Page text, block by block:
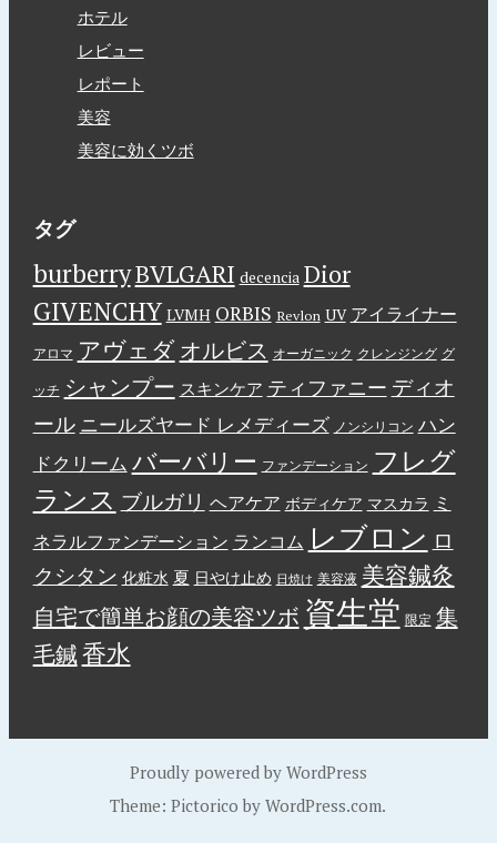
ホテル
レビュー
レポート
美容
美容に効くツボ
タグ
burberryBVLGARI decencia Dior
GIVENCHY LVMH ORBIS Revlon UV アイライナー
アロマ アヴェダ オルビス オーガニック クレンジング グ
ッチ シャンプー スキンケア ティファニー ディオ
ール ニールズヤード レメディーズ ノンシリコン ハン
ドクリーム バーバリー ファンデーション フレグ
ランス ブルガリ ヘアケア ボディケア マスカラ ミ
ネラルファンデーション ランコム レブロン ロ
クシタン 化粧水 夏 日やけ止め 日焼け 美容液 美容鍼灸
自宅で簡単お顔の美容ツボ 資生堂 限定 集
毛鍼香水
Proudly powered by WordPress
Theme: Pictorico byWordPress.com.